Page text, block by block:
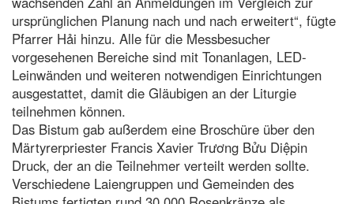
ursprünglichen Planung nach und nach erweitert“, fügte
Pfarrer Hải hinzu. Alle für die Messbesucher
vorgesehenen Bereiche sind mit Tonanlagen, LED-
Leinwänden und weiteren notwendigen Einrichtungen
ausgestattet, damit die Gläubigen an der Liturgie
teilnehmen können.
Das Bistum gab außerdem eine Broschüre über den
Märtyrerpriester Francis Xavier Trương Bửu Diệpin
Druck, der an die Teilnehmer verteilt werden sollte.
Verschiedene Laiengruppen und Gemeinden des